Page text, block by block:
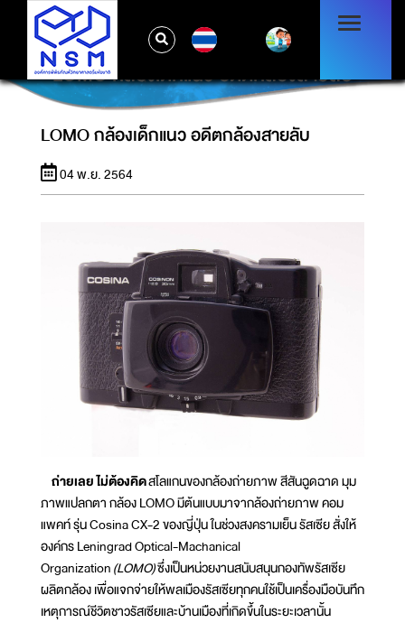
LOMO กล้องเด็กแนว อดีตกล้องสายลับ
LOMO กล้องเด็กแนว อดีตกล้องสายลับ
04 พ.ย. 2564
ถ่ายเลย ไม่ต้องคิดสโลแกนของกล้องถ่ายภาพ สีสันฉูดฉาด มุม
ภาพแปลกตา กล้อง LOMO มีต้นแบบมาจากล้องถ่ายภาพ คอม
แพคท์ รุ่น Cosina CX-2 ของญี่ปุ่น ในช่วงสงครามเย็น รัสเซีย สั่งให้
องค์กร Leningrad Optical-Machanical
Organization(LOMO)ซึ่งเป็นหน่วยงานสนับสนุนกองทัพรัสเซีย
ผลิตกล้อง เพื่อแจกจ่ายให้พลเมืองรัสเซียทุกคนใช้เป็นเครื่องมือบันทึก
เหตุการณ์ชีวิตชาวรัสเซียและบ้านเมืองที่เกิดขึ้นในระยะเวลานั้น